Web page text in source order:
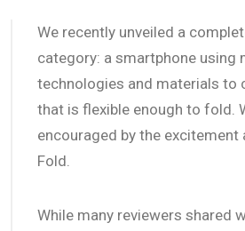
We recently unveiled a
category: a smartphone using
technologies and materials to
that is flexible enough to fold.
encouraged by the excitement
Fold.
While many reviewers shared